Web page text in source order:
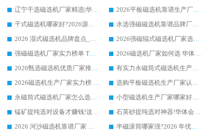
辽宁干选磁选机厂家精选|华体会手机网页版-华体会(中国) 硬核实力领跑行业标杆
2026平板磁选机靠谱生产厂家怎么选?行业标杆华体会手机网页版-华体会(中国) ，凭硬实力脱颖而出
干式磁选机哪家好?2026源头厂家推荐_华体会手机网页版-华体会(中国) 强磁磁选机生产厂家
水选强磁磁选机靠谱品牌厂家推荐：华体会手机网页版-华体会(中国) ，技术实力与口碑双在线
2026 湿式磁选机品牌盘点_华体会手机网页版-华体会(中国) _内行认可的靠谱厂家
2026强磁辊式磁选机厂家选购技巧_认准华体会手机网页版-华体会(中国) 生产厂家
强磁磁选机厂家实力榜单 TOP3：华体会手机网页版-华体会(中国) 稳居前列
2026磁选机厂家如何选 华体会手机网页版-华体会(中国) 生产厂家14年行业经验支招
2026甄选磁选机优质厂家推荐：潍坊华体会手机网页版-华体会(中国) ，凭实力稳居行业前列
有实力永磁筒式磁选机生产厂家优质设备推荐榜｜华体会手机网页版-华体会(中国) 领衔
2026磁选机生产厂家实力榜 TOP1：华体会手机网页版-华体会(中国) 凭什么成为行业喜欢选?
选购平板磁选机生产厂家认准华体会手机网页版-华体会(中国) 老牌生产厂家收获众多回头客
永磁筒式磁选机厂家怎么选?14 年老厂华体会手机网页版-华体会(中国) 凭实力出圈，这 5 大优势太圈粉
小型磁选机生产厂家哪家好?2026 年实测推荐，华体会手机网页版-华体会(中国) 十年口碑厂值得闭眼入
锰矿提纯选对设备才赚钱!这家临朐厂家的强磁辊磁选机凭啥成行业标杆?
石英砂提纯选对神器!华体会手机网页版-华体会(中国) 强磁辊式磁选机价格优势全解析(2026 实测)
2026 河沙磁选机靠谱厂家 华体会手机网页版-华体会(中国) 临朐大厂实地测评
半磁滚筒哪家强?2026 年优质厂家推荐，华体会手机网页版-华体会(中国) 为什么能领跑行业